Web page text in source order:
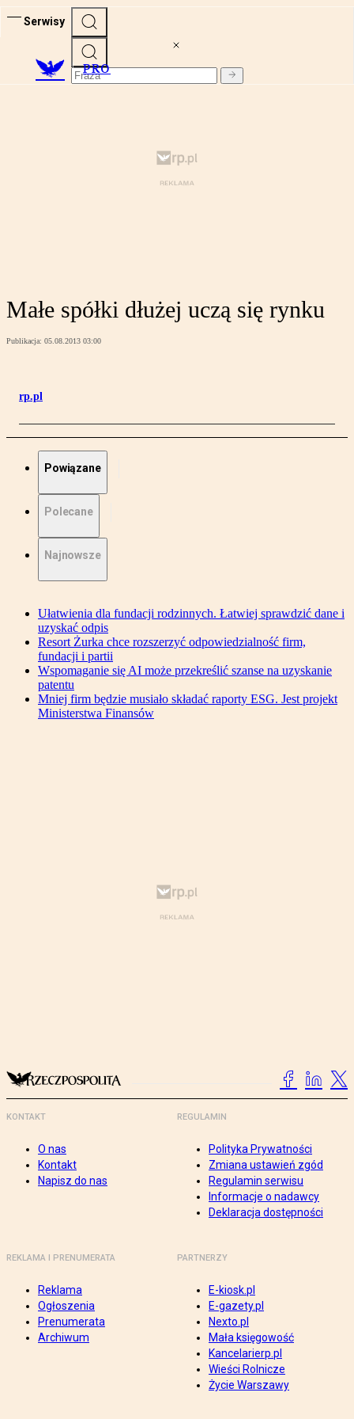
Serwisy
PRO
Małe spółki dłużej uczą się rynku
Publikacja: 05.08.2013 03:00
rp.pl
Powiązane
Polecane
Najnowsze
Ułatwienia dla fundacji rodzinnych. Łatwiej sprawdzić dane i
uzyskać odpis
Resort Żurka chce rozszerzyć odpowiedzialność firm,
fundacji i partii
Wspomaganie się AI może przekreślić szanse na uzyskanie
patentu
Mniej firm będzie musiało składać raporty ESG. Jest projekt
Ministerstwa Finansów
KONTAKT
O nas
Kontakt
Napisz do nas
REGULAMIN
Polityka Prywatności
Zmiana ustawień zgód
Regulamin serwisu
Informacje o nadawcy
Deklaracja dostępności
REKLAMA I PRENUMERATA
Reklama
Ogłoszenia
Prenumerata
Archiwum
PARTNERZY
E-kiosk.pl
E-gazety.pl
Nexto.pl
Mała księgowość
Kancelarierp.pl
Wieści Rolnicze
Życie Warszawy